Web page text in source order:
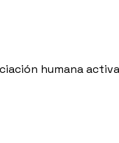
humana